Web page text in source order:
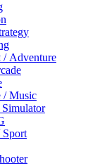
Adventure
Music